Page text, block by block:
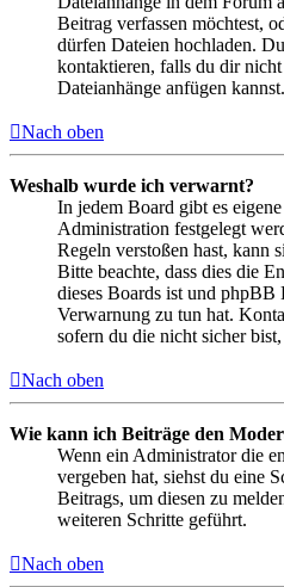
Beitrag verfassen möchtest,
dürfen Dateien hochladen.
kontaktieren, falls du dir
Dateianhänge anfügen kannst.
Nach oben
Weshalb wurde ich verwarnt?
In jedem Board gibt es
Administration festgelegt
Regeln verstoßen hast, kann
Bitte beachte, dass dies die
dieses Boards ist und
Verwarnung zu tun hat.
sofern du die nicht sicher
Nach oben
Wie kann ich Beiträge den
Wenn ein Administrator die
vergeben hat, siehst du eine
Beitrags, um diesen zu
weiteren Schritte geführt.
Nach oben